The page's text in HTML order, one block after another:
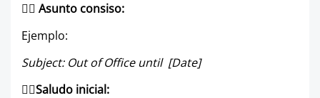
👉🏼 Asunto consiso:
Ejemplo:
Subject: Out of Office until [Date]
👉🏼Saludo inicial: